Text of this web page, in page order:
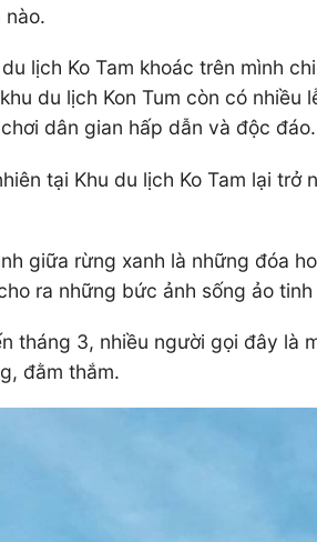
nào.
lịch Ko Tam khoác trên mình
du lịch Kon Tum còn có
dân gian hấp dẫn và độc đáo.
tại Khu du lịch Ko Tam lại
giữa rừng xanh là những đóa
ra những bức ảnh sống ảo
tháng 3, nhiều người gọi đây là
đằm thắm.